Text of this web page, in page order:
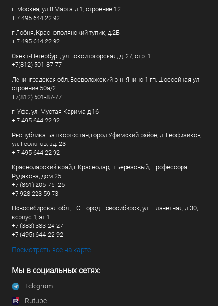
г. Москва, ул.8 Марта, д.1, строение 12
+ 7 495 644 22 92
г.Лобня, Краснополянский тупик, д.2Б
+ 7 495 644 22 92
Санкт-Петербург, ул Бокситогорская, д. 27, стр. 1
+7(812) 501-87-77
Ленинградская обл, Всеволожский р-н, Янино-1 гп, Шоссейная ул,
строение 50а/2
+7(812) 501-87-77
г. Уфа, ул. Мустая Карима д.16
+ 7 495 644 22 92
Республика Башкортостан, город Уфимский район, д. Геофизиков,
ул. Геологов, зд. 23
+ 7 495 644 22 92
Краснодарский край, г Краснодар, п Березовый, Профессора
Рудакова, дом 25
+7 (861) 205-75- 25
+7 928 223 59 73
Новосибирская обл., Г.О. Город Новосибирск, ул. Планетная, д.30,
корпус 1, эт.1.
+7 (383) 383-24-27
+7 (495) 644-22-92
Посмотреть все на карте
Мы в социальных сетях:
Telegram
Rutube